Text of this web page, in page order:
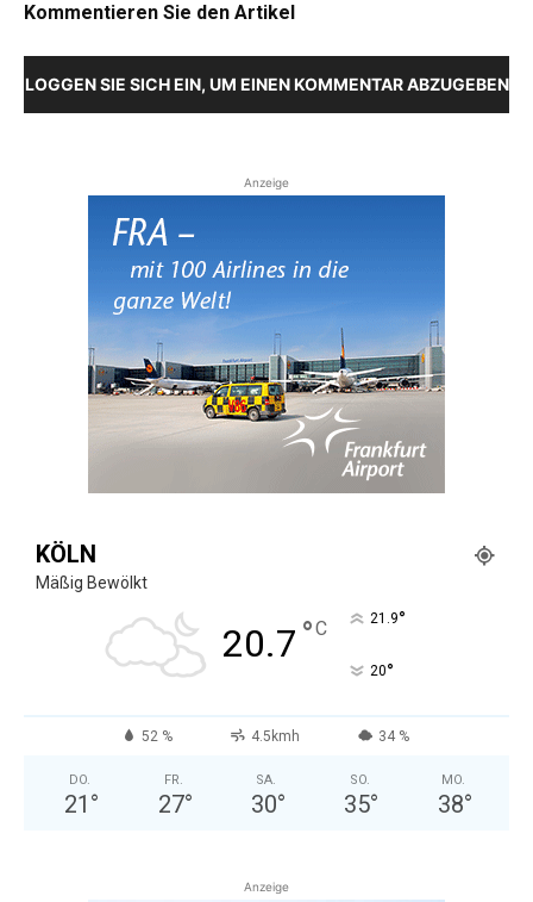
Kommentieren Sie den Artikel
LOGGEN SIE SICH EIN, UM EINEN KOMMENTAR ABZUGEBEN
Anzeige
KÖLN
Mäßig Bewölkt
20.7 °C 21.9°
20°
52 % 4.5kmh 34 %
DO.
21 °
FR.
27°
SA.
30°
SO.
35°
MO.
38°
Anzeige